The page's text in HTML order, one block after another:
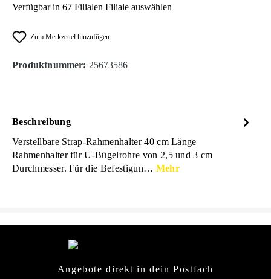
Verfügbar in 67 Filialen Filiale auswählen
Zum Merkzettel hinzufügen
Produktnummer: 25673586
Beschreibung
Verstellbare Strap-Rahmenhalter 40 cm Länge
Rahmenhalter für U-Bügelrohre von 2,5 und 3 cm
Durchmesser. Für die Befestigun… Mehr
Angebote direkt in dein Postfach